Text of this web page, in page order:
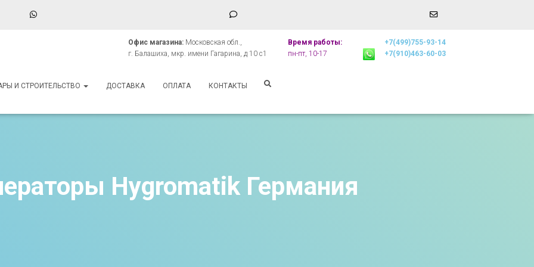
Офис магазина: Московская обл.,
г. Балашиха, мкр. имени Гагарина, д 10 с1
Время работы:
пн-пт, 10-17
+7(499)755-93-14
+7(910)463-60-03
И СТРОИТЕЛЬСТВО ДОСТАВКА ОПЛАТА КОНТАКТЫ
Hygromatik Германия
for